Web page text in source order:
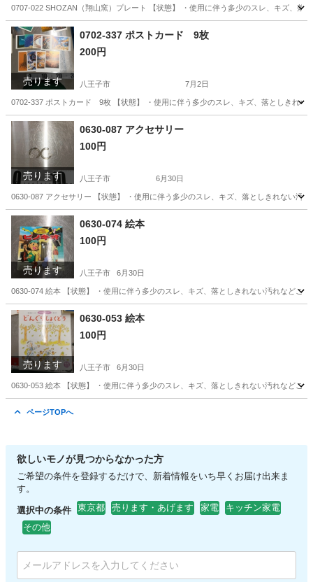
0707-022 SHOZAN（翔山窯）プレート 【状態】 ・使用に伴う多少のスレ、キズ、
東京 八王子市 現地
売ります
0702-337 ポストカード 9枚
200円
八王子市 7月2日
0702-337 ポストカード 9枚 【状態】 ・使用に伴う多少のスレ、キズ、落としきれ
東京 八王子市 インテリア雑貨/小物
売ります
0630-087 アクセサリー
100円
八王子市 6月30日
0630-087 アクセサリー 【状態】 ・使用に伴う多少のスレ、キズ、落としきれない
東京 八王子市 アクセサリー
売ります
0630-074 絵本
100円
八王子市 6月30日
0630-074 絵本 【状態】 ・使用に伴う多少のスレ、キズ、落としきれない汚れなど
東京 八王子市 現地
売ります
0630-053 絵本
100円
八王子市 6月30日
0630-053 絵本 【状態】 ・使用に伴う多少のスレ、キズ、落としきれない汚れなど
ページTOPへ
欲しいモノが見つからなかった方
ご希望の条件を登録するだけで、新着情報をいち早くお届け出来ま
す。
選択中の条件 東京都 売ります・あげます 家電
キッチン家電
その他